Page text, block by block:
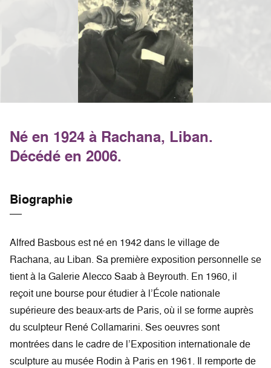
Né en 1924 à Rachana, Liban.
Décédé en 2006.
Biographie
Alfred Basbous est né en 1942 dans le village de
Rachana, au Liban. Sa première exposition personnelle se
tient à la Galerie Alecco Saab à Beyrouth. En 1960, il
reçoit une bourse pour étudier à l’École nationale
supérieure des beaux-arts de Paris, où il se forme auprès
du sculpteur René Collamarini. Ses oeuvres sont
montrées dans le cadre de l’Exposition internationale de
sculpture au musée Rodin à Paris en 1961. Il remporte de